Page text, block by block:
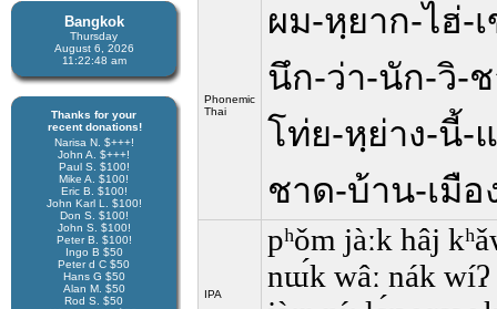
Bangkok
Thursday
August 6, 2026
11:22:49 am
Thanks for your
recent donations!
Narisa N. $+++!
John A. $+++!
Paul S. $100!
Mike A. $100!
Eric B. $100!
John Karl L. $100!
Don S. $100!
John S. $100!
Peter B. $100!
Ingo B $50
Peter d C $50
Hans G $50
Alan M. $50
Rod S. $50
Phonemic
Thai
ผม-หฺยาก-ไฮ่-
นึก-ว่า-นัก-วิ-
โท่ย-หฺย่าง-นี้-
ชาด-บ้าน-เมื
IPA
pʰǒm jàːk hâj
nɯ́k wâː nák wíʔ